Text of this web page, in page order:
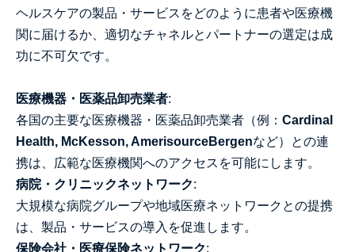
ヘルスケアの製品・サービスをどのように患者や医療機
関に届けるか、適切なチャネルとパートナーの選定は成
功に不可欠です。
医療機器・医薬品卸売業者:
各国の主要な医療機器・医薬品卸売業者（例： Cardinal
Health, McKesson, AmerisourceBergenなど）との連
携は、広範な医療機関へのアクセスを可能にします。
病院・クリニックネットワーク:
大規模な病院グループや地域医療ネットワークとの提携
は、製品・サービスの導入を促進します。
保険会社・医療保険ネットワーク: